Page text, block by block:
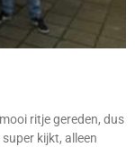
ritje gereden, dus
kijkt, alleen